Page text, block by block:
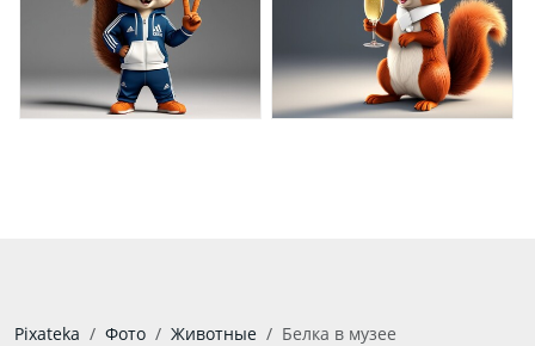
Pixateka Фото Животные Белка в музее